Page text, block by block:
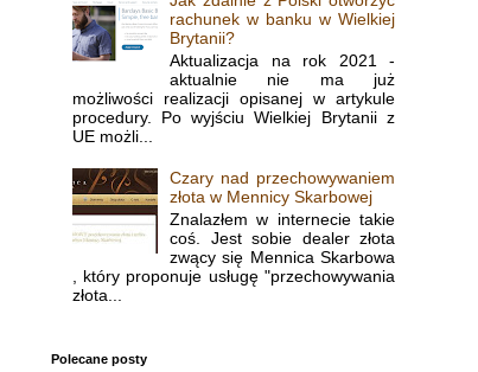
rachunek w banku w Wielkiej
Brytanii?
Aktualizacja na rok 2021 -
aktualnie nie ma już
możliwości realizacji opisanej w artykule
procedury. Po wyjściu Wielkiej Brytanii z
UE możli...
Czary nad przechowywaniem
złota w Mennicy Skarbowej
Znalazłem w internecie takie
coś. Jest sobie dealer złota
zwący się Mennica Skarbowa
, który proponuje usługę "przechowywania
złota...
Polecane posty